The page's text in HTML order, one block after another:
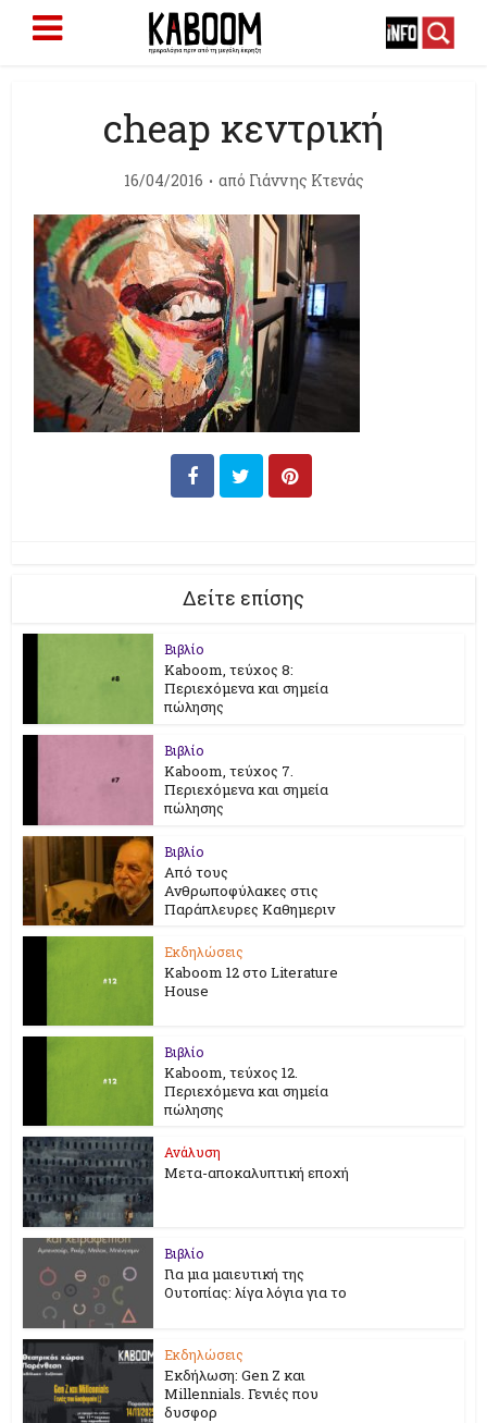
cheap κεντρική
16/04/2016 από Γιάννης Κτενάς
Δείτε επίσης
Βιβλίο
Kaboom, τεύχος 8:
Περιεχόμενα και σημεία
πώλησης
Βιβλίο
Kaboom, τεύχος 7.
Περιεχόμενα και σημεία
πώλησης
Βιβλίο
Από τους
Ανθρωποφύλακες στις
Παράπλευρες Καθημεριν
Εκδηλώσεις
Kaboom 12 στο Literature
House
Βιβλίο
Kaboom, τεύχος 12.
Περιεχόμενα και σημεία
πώλησης
Ανάλυση
Μετα-αποκαλυπτική εποχή
Βιβλίο
Για μια μαιευτική της
Ουτοπίας: λίγα λόγια για το
Εκδηλώσεις
Εκδήλωση: Gen Z και
Millennials. Γενιές που
δυσφορ